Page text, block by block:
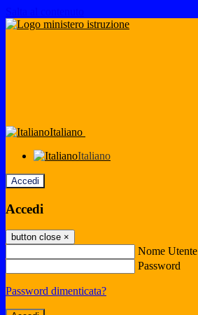
Italiano
Italiano
Accedi
Accedi
button close ×
Nome Utente
Password
Password dimenticata?